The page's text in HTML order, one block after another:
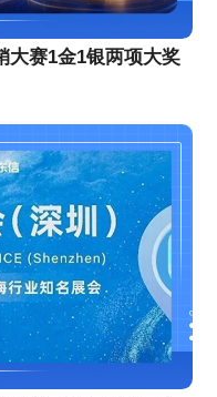
大赛1金1银两项大奖